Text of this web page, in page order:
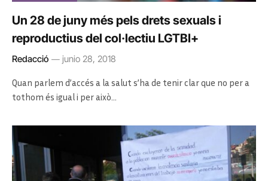
Un 28 de juny més pels drets sexuals i
reproductius del col·lectiu LGTBI+
Redacció junio 28, 2018
Quan parlem d’accés a la salut s’ha de tenir clar que no per a
tothom és igual i per això…